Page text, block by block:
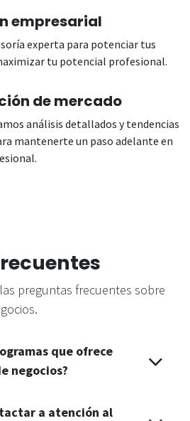
empresarial
experta para potenciar tus
tu potencial profesional.
de mercado
análisis detallados y tendencias
mantenerte un paso adelante en
preguntas frecuentes sobre
que ofrece
negocios?
a atención al